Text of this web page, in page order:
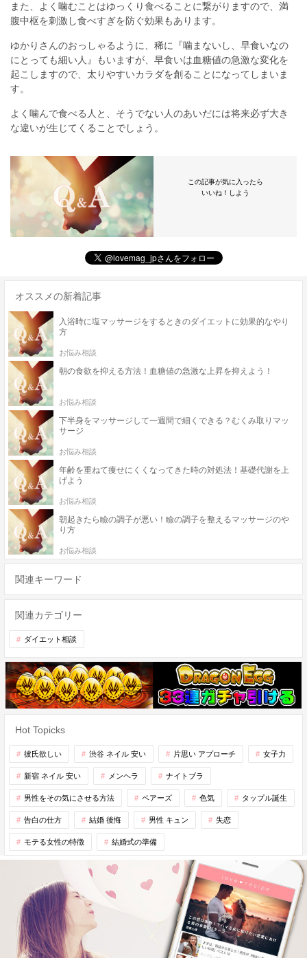
また、よく噛むことはゆっくり食べることに繋がりますので、満
腹中枢を刺激し食べすぎを防ぐ効果もあります。
ゆかりさんのおっしゃるように、稀に『噛まないし、早食いなの
にとっても細い人』もいますが、早食いは血糖値の急激な変化を
起こしますので、太りやすいカラダを創ることになってしまいま
す。
よく噛んで食べる人と、そうでない人のあいだには将来必ず大き
な違いが生じてくることでしょう。
この記事が気に入ったら
いいね！しよう
オススメの新着記事
入浴時に塩マッサージをするときのダイエットに効果的なやり
方
お悩み相談
朝の食欲を抑える方法！血糖値の急激な上昇を抑えよう！
お悩み相談
下半身をマッサージして一週間で細くできる？むくみ取りマッ
サージ
お悩み相談
年齢を重ねて痩せにくくなってきた時の対処法！基礎代謝を上
げよう
お悩み相談
朝起きたら瞼の調子が悪い！瞼の調子を整えるマッサージのや
り方
お悩み相談
関連キーワード
関連カテゴリー
ダイエット相談
Hot Topicks
彼氏欲しい 渋谷 ネイル 安い 片思い アプローチ 女子力
新宿 ネイル 安い メンヘラ ナイトブラ
男性をその気にさせる方法 ペアーズ 色気 タップル誕生
告白の仕方 結婚 後悔 男性 キュン 失恋
モテる女性の特徴 結婚式の準備